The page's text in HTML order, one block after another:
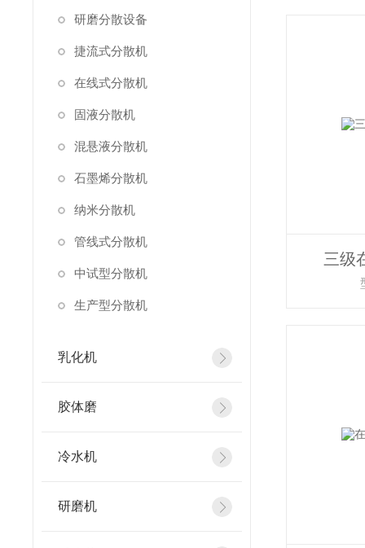
研磨分散设备
捷流式分散机
在线式分散机
固液分散机
混悬液分散机
石墨烯分散机
纳米分散机
管线式分散机
中试型分散机
生产型分散机
乳化机
胶体磨
冷水机
研磨机
三级